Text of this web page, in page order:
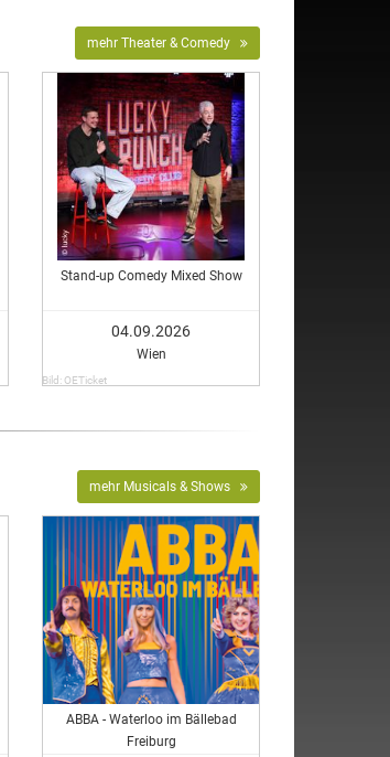
mehr Theater & Comedy
Stand-up Comedy Mixed Show
04.09.2026
Wien
Bild: OETicket
mehr Musicals & Shows
ABBA - Waterloo im Bällebad
Freiburg